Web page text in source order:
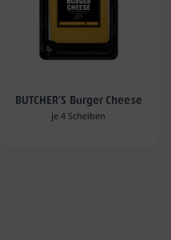
BUTCHER'S Burger Cheese
je 4 Scheiben